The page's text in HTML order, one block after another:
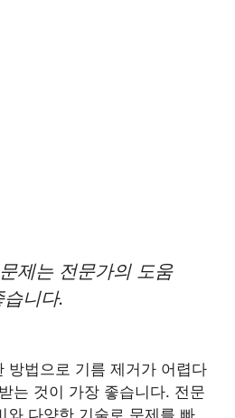
제는 전문가의 도움
니다.
방법으로 기름 제거가 어렵다
는 것이 가장 좋습니다. 전문
와 다양한 기술로 문제를 빠